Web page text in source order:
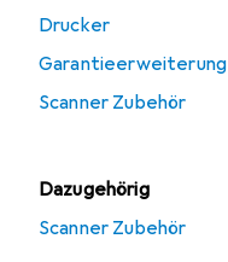
Drucker
Garantieerweiterung
Scanner Zubehör
Dazugehörig
Scanner Zubehör